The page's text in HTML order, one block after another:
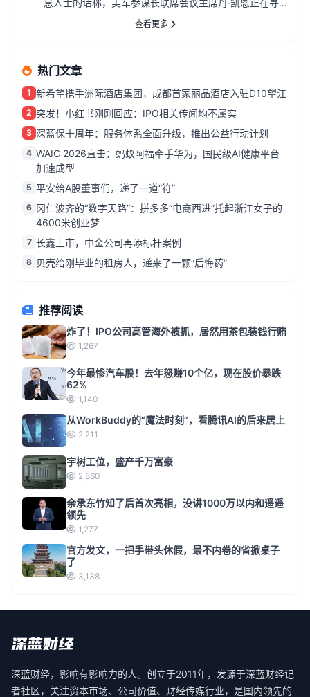
息人士的话称，美军参谋长联席会议主席丹·凯恩正在寻
找摆脱伊朗战事的途...
查看更多
热门文章
1 新希望携手洲际酒店集团，成都首家丽晶酒店入驻D10望江
2 突发！小红书刚刚回应：IPO相关传闻均不属实
3 深蓝保十周年：服务体系全面升级，推出公益行动计划
4 WAIC 2026直击：蚂蚁阿福牵手华为，国民级AI健康平台
加速成型
5 平安给A股董事们，递了一道“符”
6 冈仁波齐的“数字天路”：拼多多“电商西进”托起浙江女子的
4600米创业梦
7 长鑫上市，中金公司再添标杆案例
8 贝壳给刚毕业的租房人，递来了一颗“后悔药”
推荐阅读
炸了！IPO公司高管海外被抓，居然用茶包装钱行贿
1,267
今年最惨汽车股！去年怒赚10个亿，现在股价暴跌
62%
1,140
从WorkBuddy的“魔法时刻”，看腾讯AI的后来居上
2,211
宇树工位，盛产千万富豪
2,860
余承东竹知了后首次亮相，没讲1000万以内和遥遥
领先
1,277
官方发文，一把手带头休假，最不内卷的省掀桌子
了
3,138
深蓝财经，影响有影响力的人。创立于2011年，发源于深蓝财经记
者社区，关注资本市场、公司价值、财经传媒行业，是国内领先的